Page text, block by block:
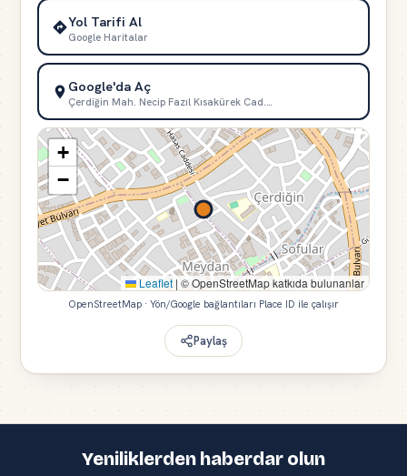
Yol Tarifi Al
Google Haritalar
Google'da Aç
Çerdiğin Mah. Necip Fazıl Kısakürek Cad.…
+
−
Leaflet | © OpenStreetMap katkıda bulunanlar
OpenStreetMap · Yön/Google bağlantıları Place ID ile çalışır
Paylaş
Yeniliklerden haberdar olun